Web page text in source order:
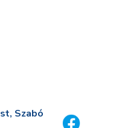
Szabó